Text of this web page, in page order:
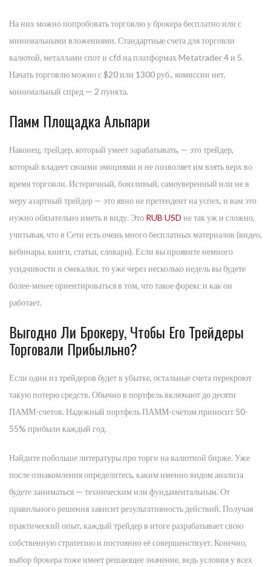
На них можно попробовать торговлю у брокера бесплатно или с
минимальными вложениями. Стандартные счета для торговли
валютой, металлами спот и cfd на платформах Metatrader 4 и 5.
Начать торговлю можно с $20 или 1300 руб., комиссии нет,
минимальный спред — 2 пункта.
Памм Площадка Альпари
Наконец, трейдер, который умеет зарабатывать, — это трейдер,
который владеет своими эмоциями и не позволяет им взять верх во
время торговли. Истеричный, боязливый, самоуверенный или не в
меру азартный трейдер — это явно не претендент на успех, и вам это
нужно обязательно иметь в виду. Это RUB USD не так уж и сложно,
учитывая, что в Сети есть очень много бесплатных материалов (видео,
вебинары, книги, статьи, словари). Если вы проявите немного
усидчивости и смекалки, то уже через несколько недель вы будете
более-менее ориентироваться в том, что такое форекс и как он
работает.
Выгодно Ли Брокеру, Чтобы Его Трейдеры
Торговали Прибыльно?
Если один из трейдеров будет в убытке, остальные счета перекроют
такую потерю средств. Обычно в портфель включают до десяти
ПАММ-счетов. Надежный портфель ПАММ-счетом приносит 50-
55% прибыли каждый год.
Найдите побольше литературы про торги на валютной бирже. Уже
после ознакомления определитесь, каким именно видом анализа
будете заниматься — техническим или фундаментальным. От
правильного решения зависит результативность действий. Получая
практический опыт, каждый трейдер в итоге разрабатывает свою
собственную стратегию и постоянно её совершенствует. Конечно,
выбор брокера тоже имеет решающее значение, ведь условия у всех